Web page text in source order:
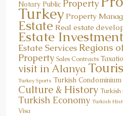
Notary Public Property
Turkey Property
Estate Real estate
Estate
Estate Services Regions
Property Sales Contracts
visit in Alanya
Turkey Sports Turkish
Culture & History Turkish
Turkish Economy Turkish
Visa